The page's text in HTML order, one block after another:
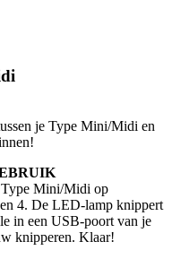
je Type Mini/Midi en
Type Mini/Midi op
4. De LED-lamp knippert
in een USB-poort van je
knipperen. Klaar!